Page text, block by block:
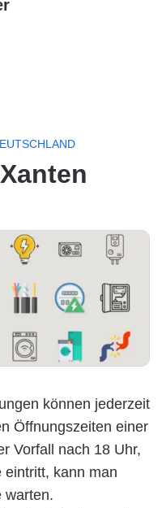
können jederzeit
Öffnungszeiten einer
Vorfall nach 18 Uhr,
eintritt, kann man
warten.